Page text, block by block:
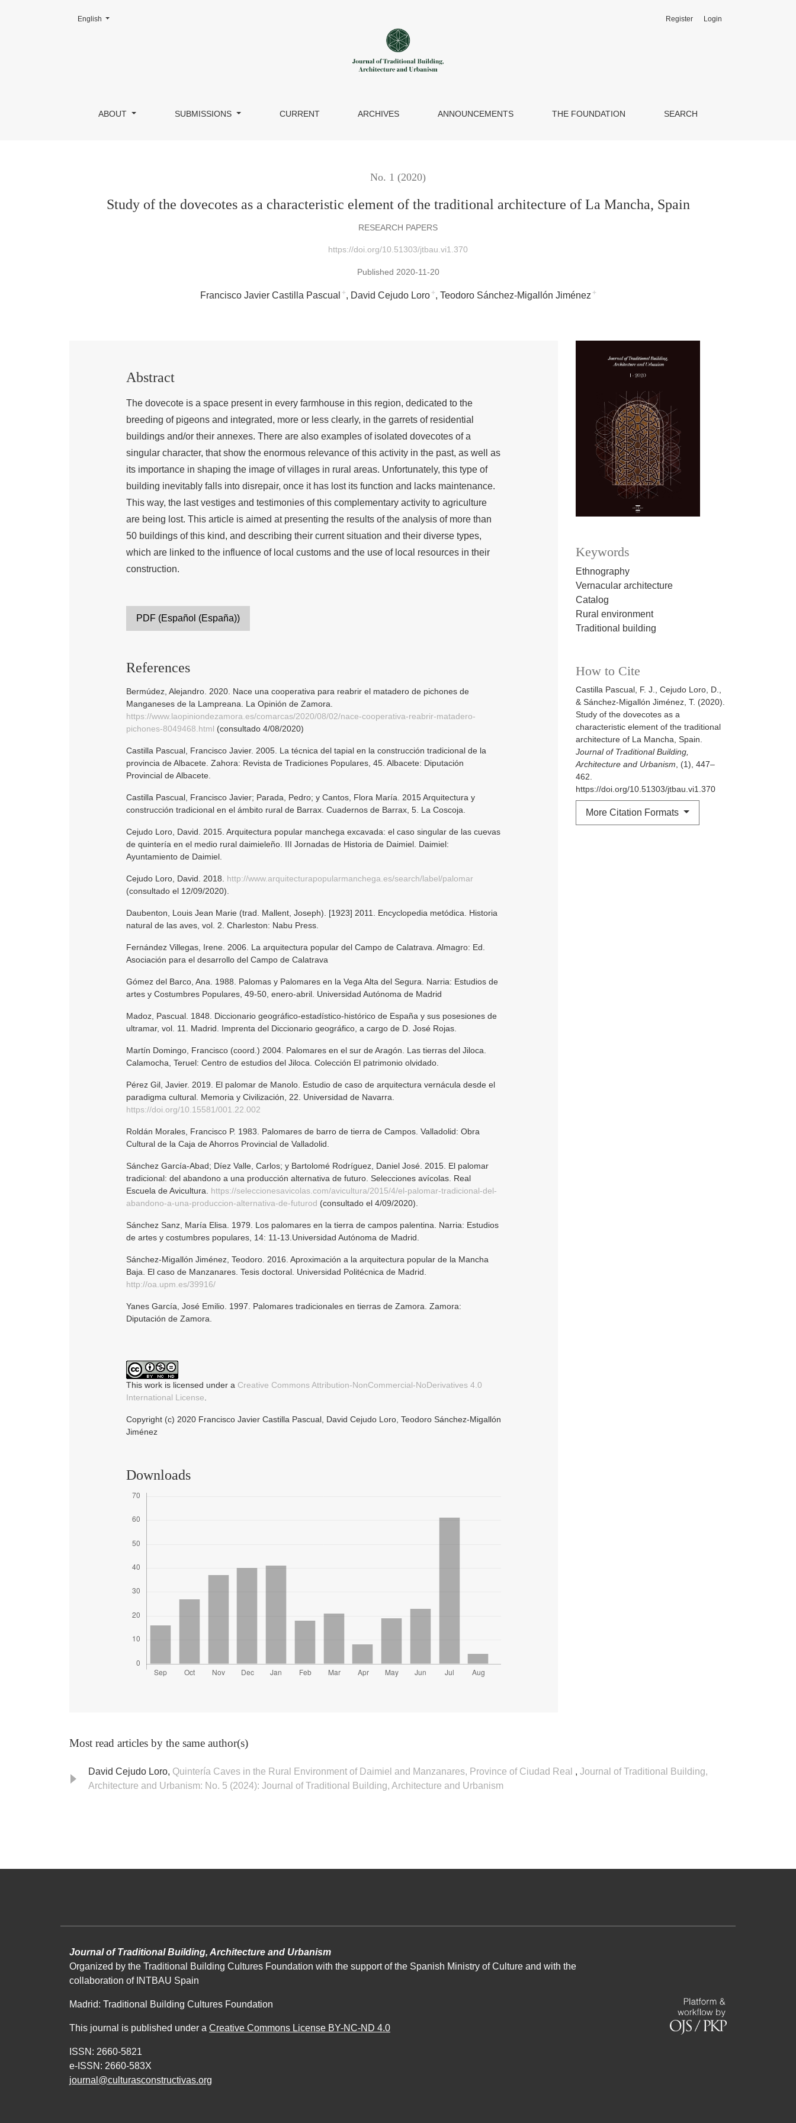
Study of the dovecotes as a characteristic element of the traditional architecture of La Mancha, Spain
ABOUT SUBMISSIONS CURRENT ARCHIVES ANNOUNCEMENTS THE FOUNDATION SEARCH
Register Login
Change the language. The current language is:
English
No. 1 (2020)
Study of the dovecotes as a characteristic element of the traditional architecture of La Mancha, Spain
RESEARCH PAPERS
https://doi.org/10.51303/jtbau.vi1.370
Published 2020-11-20
Francisco Javier Castilla Pascual + David Cejudo Loro + Teodoro Sánchez-Migallón Jiménez +
Keywords
Ethnography
Vernacular architecture
Catalog
Rural environment
Traditional building
How to Cite
Castilla Pascual, F. J., Cejudo Loro, D.,
& Sánchez-Migallón Jiménez, T. (2020).
Study of the dovecotes as a
characteristic element of the traditional
architecture of La Mancha, Spain.
Journal of Traditional Building,
Architecture and Urbanism , (1), 447–
462.
https://doi.org/10.51303/jtbau.vi1.370
More Citation Formats
Abstract
The dovecote is a space present in every farmhouse in this region, dedicated to the
breeding of pigeons and integrated, more or less clearly, in the garrets of residential
buildings and/or their annexes. There are also examples of isolated dovecotes of a
singular character, that show the enormous relevance of this activity in the past, as well as
its importance in shaping the image of villages in rural areas. Unfortunately, this type of
building inevitably falls into disrepair, once it has lost its function and lacks maintenance.
This way, the last vestiges and testimonies of this complementary activity to agriculture
are being lost. This article is aimed at presenting the results of the analysis of more than
50 buildings of this kind, and describing their current situation and their diverse types,
which are linked to the influence of local customs and the use of local resources in their
construction.
PDF (Español (España))
References
Bermúdez, Alejandro. 2020. Nace una cooperativa para reabrir el matadero de pichones de
Manganeses de la Lampreana. La Opinión de Zamora.
https://www.laopiniondezamora.es/comarcas/2020/08/02/nace-cooperativa-reabrir-matadero-
pichones-8049468.html (consultado 4/08/2020)
Castilla Pascual, Francisco Javier. 2005. La técnica del tapial en la construcción tradicional de la
provincia de Albacete. Zahora: Revista de Tradiciones Populares, 45. Albacete: Diputación
Provincial de Albacete.
Castilla Pascual, Francisco Javier; Parada, Pedro; y Cantos, Flora María. 2015 Arquitectura y
construcción tradicional en el ámbito rural de Barrax. Cuadernos de Barrax, 5. La Coscoja.
Cejudo Loro, David. 2015. Arquitectura popular manchega excavada: el caso singular de las cuevas
de quintería en el medio rural daimieleño. III Jornadas de Historia de Daimiel. Daimiel:
Ayuntamiento de Daimiel.
Cejudo Loro, David. 2018. http://www.arquitecturapopularmanchega.es/search/label/palomar
(consultado el 12/09/2020).
Daubenton, Louis Jean Marie (trad. Mallent, Joseph). [1923] 2011. Encyclopedia metódica. Historia
natural de las aves, vol. 2. Charleston: Nabu Press.
Fernández Villegas, Irene. 2006. La arquitectura popular del Campo de Calatrava. Almagro: Ed.
Asociación para el desarrollo del Campo de Calatrava
Gómez del Barco, Ana. 1988. Palomas y Palomares en la Vega Alta del Segura. Narria: Estudios de
artes y Costumbres Populares, 49-50, enero-abril. Universidad Autónoma de Madrid
Madoz, Pascual. 1848. Diccionario geográfico-estadístico-histórico de España y sus posesiones de
ultramar, vol. 11. Madrid. Imprenta del Diccionario geográfico, a cargo de D. José Rojas.
Martín Domingo, Francisco (coord.) 2004. Palomares en el sur de Aragón. Las tierras del Jiloca.
Calamocha, Teruel: Centro de estudios del Jiloca. Colección El patrimonio olvidado.
Pérez Gil, Javier. 2019. El palomar de Manolo. Estudio de caso de arquitectura vernácula desde el
paradigma cultural. Memoria y Civilización, 22. Universidad de Navarra.
https://doi.org/10.15581/001.22.002
Roldán Morales, Francisco P. 1983. Palomares de barro de tierra de Campos. Valladolid: Obra
Cultural de la Caja de Ahorros Provincial de Valladolid.
Sánchez García-Abad; Díez Valle, Carlos; y Bartolomé Rodríguez, Daniel José. 2015. El palomar
tradicional: del abandono a una producción alternativa de futuro. Selecciones avícolas. Real
Escuela de Avicultura. https://seleccionesavicolas.com/avicultura/2015/4/el-palomar-tradicional-del-
abandono-a-una-produccion-alternativa-de-futurod (consultado el 4/09/2020).
Sánchez Sanz, María Elisa. 1979. Los palomares en la tierra de campos palentina. Narria: Estudios
de artes y costumbres populares, 14: 11-13.Universidad Autónoma de Madrid.
Sánchez-Migallón Jiménez, Teodoro. 2016. Aproximación a la arquitectura popular de la Mancha
Baja. El caso de Manzanares. Tesis doctoral. Universidad Politécnica de Madrid.
http://oa.upm.es/39916/
Yanes García, José Emilio. 1997. Palomares tradicionales en tierras de Zamora. Zamora:
Diputación de Zamora.
This work is licensed under a Creative Commons Attribution-NonCommercial-NoDerivatives 4.0
International License
Copyright (c) 2020 Francisco Javier Castilla Pascual, David Cejudo Loro, Teodoro Sánchez-Migallón
Jiménez
Downloads
Most read articles by the same author(s)
David Cejudo Loro, Quintería Caves in the Rural Environment of Daimiel and Manzanares, Province of Ciudad Real , Journal of Traditional Building,
Architecture and Urbanism: No. 5 (2024): Journal of Traditional Building, Architecture and Urbanism
Journal of Traditional Building, Architecture and Urbanism
Organized by the Traditional Building Cultures Foundation with the support of the Spanish Ministry of Culture and with the
collaboration of INTBAU Spain
Madrid: Traditional Building Cultures Foundation
This journal is published under a Creative Commons License BY-NC-ND 4.0
ISSN: 2660-5821
e-ISSN: 2660-583X
journal@culturasconstructivas.org